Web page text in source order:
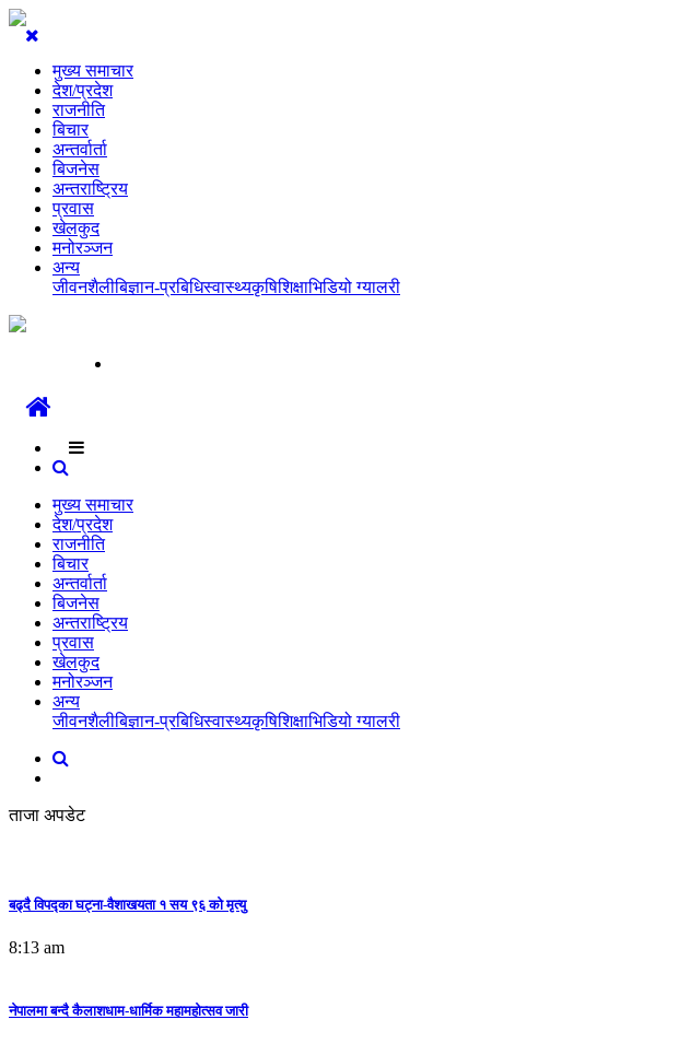
मुख्य समाचार
देश/प्रदेश
राजनीति
बिचार
अन्तर्वार्ता
बिजनेस
अन्तराष्ट्रिय
प्रवास
खेलकुद
मनोरञ्जन
अन्य
जीवनशैलीबिज्ञान-प्रबिधिस्वास्थ्यकृषिशिक्षाभिडियो ग्यालरी
मुख्य समाचार
देश/प्रदेश
राजनीति
बिचार
अन्तर्वार्ता
बिजनेस
अन्तराष्ट्रिय
प्रवास
खेलकुद
मनोरञ्जन
अन्य
जीवनशैलीबिज्ञान-प्रबिधिस्वास्थ्यकृषिशिक्षाभिडियो ग्यालरी
ताजा अपडेट
बढ्दै विपद्का घट्ना-वैशाखयता १ सय ९६ को मृत्यु
8:13 am
नेपालमा बन्दै कैलाशधाम-धार्मिक महामहोत्सव जारी